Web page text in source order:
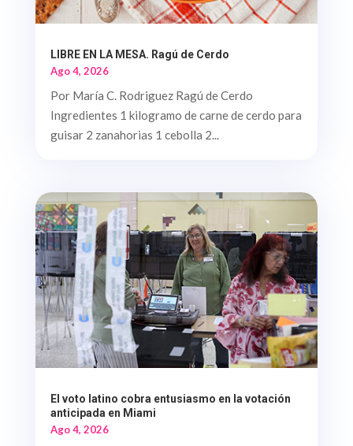
LIBRE EN LA MESA. Ragú de Cerdo
Ago 4, 2026
Por María C. Rodriguez Ragú de Cerdo
Ingredientes 1 kilogramo de carne de cerdo para
guisar 2 zanahorias 1 cebolla 2...
El voto latino cobra entusiasmo en la votación
anticipada en Miami
Ago 4, 2026